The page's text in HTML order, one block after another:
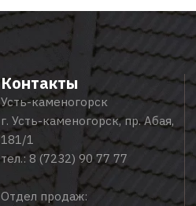
Контакты
Усть-каменогорск
г. Усть-каменогорск, пр. Абая,
181/1
тел.:8 (7232) 90 77 77
Отдел продаж: